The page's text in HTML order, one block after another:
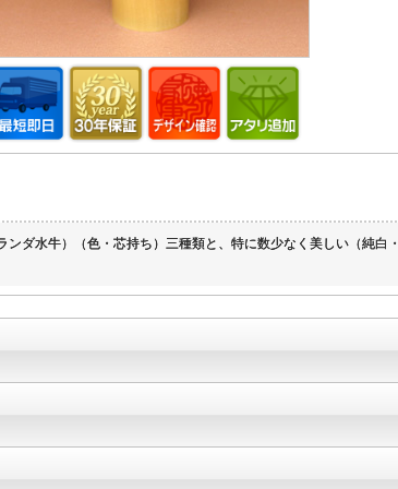
ダ水牛）（色・芯持ち）三種類と、特に数少なく美しい（純